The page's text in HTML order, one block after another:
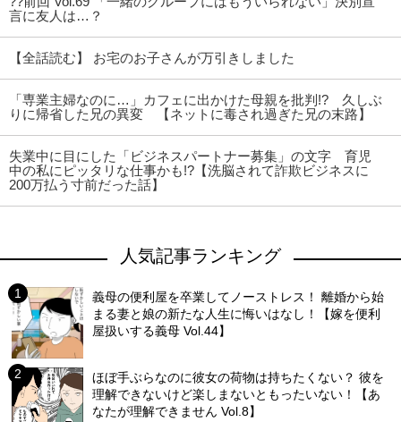
言に友人は…？
【全話読む】 お宅のお子さんが万引きしました
「専業主婦なのに…」カフェに出かけた母親を批判!? 久しぶ
りに帰省した兄の異変 【ネットに毒され過ぎた兄の末路】
失業中に目にした「ビジネスパートナー募集」の文字 育児
中の私にピッタリな仕事かも!?【洗脳されて詐欺ビジネスに
200万払う寸前だった話】
人気記事ランキング
義母の便利屋を卒業してノーストレス！ 離婚から始
まる妻と娘の新たな人生に悔いはなし！【嫁を便利
屋扱いする義母 Vol.44】
ほぼ手ぶらなのに彼女の荷物は持ちたくない？ 彼を
理解できないけど楽しまないともったいない！【あ
なたが理解できません Vol.8】